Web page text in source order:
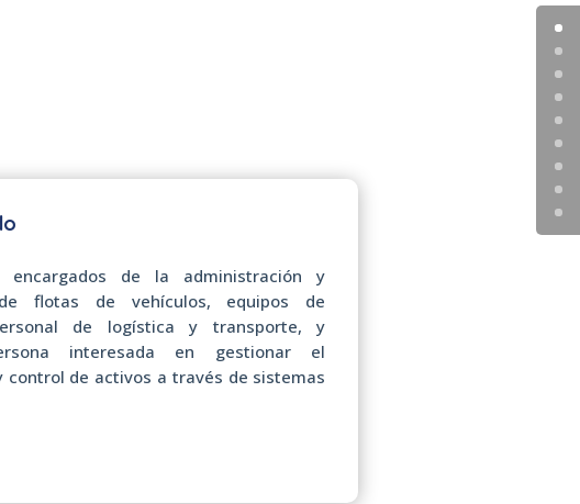
encargados de la administración y
flotas de vehículos, equipos de
de logística y transporte, y
interesada en gestionar el
control de activos a través de sistemas